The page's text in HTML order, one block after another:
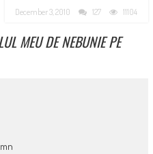
December 3, 2010 127 11104
MEU DE NEBUNIE PE